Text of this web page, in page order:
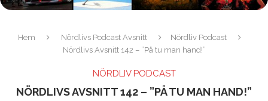
Hem Nördlivs Podcast Avsnitt
Nördliv Podcast
Nördlivs Avsnitt 142 – ”På tu man hand!”
NÖRDLIV PODCAST
NÖRDLIVS AVSNITT 142 – ”PÅ TU MAN HAND!”